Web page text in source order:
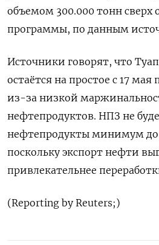
объемом 300.000 тонн сверх
программы, по данным
Источники говорят, что
остаётся на простое с 17
из-за низкой
нефтепродуктов. НПЗ не
нефтепродукты минимум
поскольку экспорт нефти
привлекательнее
(Reporting by Reuters;)